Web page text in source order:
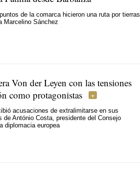
de la comarca hicieron una ruta por tierras
Marcelino Sánchez
Von der Leyen con las tensiones
como protagonistas
acusaciones de extralimitarse en sus
António Costa, presidente del Consejo
diplomacia europea